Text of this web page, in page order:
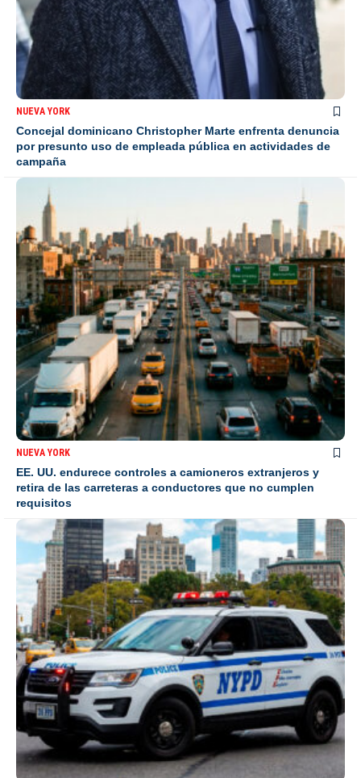
NUEVA YORK
Concejal dominicano Christopher Marte enfrenta denuncia
por presunto uso de empleada pública en actividades de
campaña
NUEVA YORK
EE. UU. endurece controles a camioneros extranjeros y
retira de las carreteras a conductores que no cumplen
requisitos